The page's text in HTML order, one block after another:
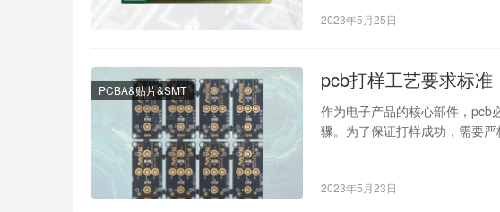
2023年5月25日
PCBA&贴片&SMT pcb打样工艺要求标准
作为电子产品的核心部件，pcb
骤。为了保证打样成功，需要
2023年5月23日